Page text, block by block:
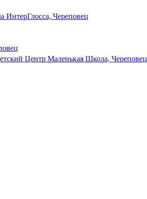
ИнтерГлосса, Череповец
Центр Маленькая Школа, Череповец